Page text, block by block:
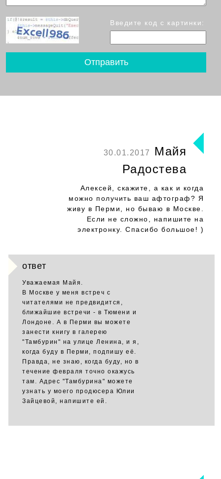
Введите код с картинки:
30.01.2017
Майя
Радостева
Алексей, скажите, а как и когда
можно получить ваш афтограф? Я
живу в Перми, но бываю в Москве.
Если не сложно, напишите на
электронку. Спасибо большое! )
ответ
Уважаемая Майя.
В Москве у меня встреч с
читателями не предвидится,
ближайшие встречи - в Тюмени и
Лондоне. А в Перми вы можете
занести книгу в галерею
"Тамбурин" на улице Ленина, и я,
когда буду в Перми, подпишу её.
Правда, не знаю, когда буду, но в
течение февраля точно окажусь
там. Адрес "Тамбурина" можете
узнать у моего продюсера Юлии
Зайцевой, напишите ей.